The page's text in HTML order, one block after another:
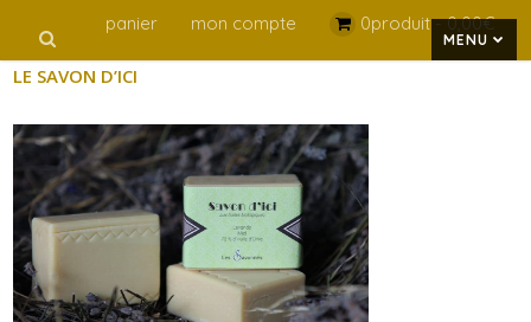
panier mon compte 0produit -0,00€
MENU
LE SAVON D’ICI